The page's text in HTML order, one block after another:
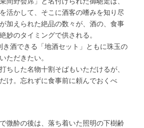
活かして、そこに酒客の嗜みを知り尽
加えられた絶品の数々が、酒の、食事
妙のタイミングで供される。
酒できる「地酒セット」ともに珠玉の
ただきたい。
ちした名物十割そばもいただけるが、
け。忘れずに食事前に頼んでおくべ
微酔の後は、落ち着いた照明の下樹齢